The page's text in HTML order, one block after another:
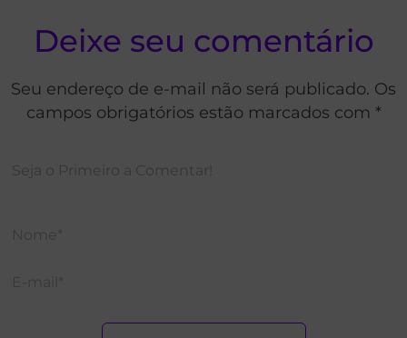
Deixe seu comentário
Seu endereço de e-mail não será publicado. Os
campos obrigatórios estão marcados com *